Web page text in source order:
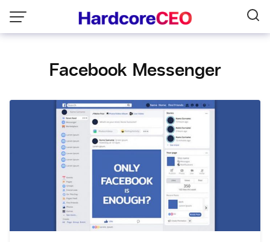
content
Facebook Messenger